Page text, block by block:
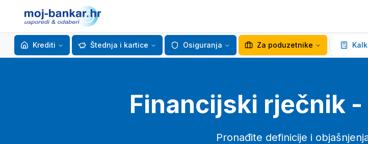
Krediti Štednja i kartice Osiguranja Za poduzetnike
Financijski rječnik
Pronađite definicije i